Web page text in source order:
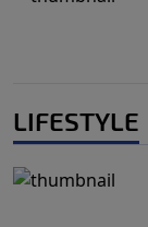
LIFESTYLE